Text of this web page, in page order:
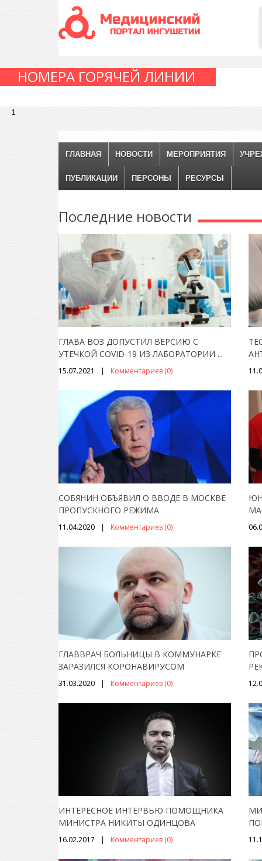
НОМЕРА ГОРЯЧЕЙ ЛИНИИ
1
ГЛАВНАЯ НОВОСТИ МЕРОПРИЯТИЯ
ПУБЛИКАЦИИ ПЕРСОНЫ РЕСУРСЫ
Последние новости
ГЛАВА ВОЗ ДОПУСТИЛ ВЕРСИЮ С
УТЕЧКОЙ COVID-19 ИЗ ЛАБОРАТОРИИ ...
15.07.2021 Комментариев (0)
СОБЯНИН ОБЪЯВИЛ О ВВОДЕ В МОСКВЕ
ПРОПУСКНОГО РЕЖИМА
11.04.2020 Комментариев (0)
ГЛАВВРАЧ БОЛЬНИЦЫ В КОММУНАРКЕ
ЗАРАЗИЛСЯ КОРОНАВИРУСОМ
31.03.2020 Комментариев (0)
ИНТЕРЕСНОЕ ИНТЕРВЬЮ ПОМОЩНИКА
МИНИСТРА НИКИТЫ ОДИНЦОВА
16.02.2017 Комментариев (0)